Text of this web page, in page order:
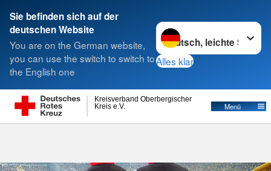
Sie befinden sich auf der
deutschen Website
You are on the German website,
you can use the switch to switch to
the English one
Sprache wechseln zu
Alles klar
Kreis e.V.
Kreisverband Oberbergischer
Menü
Suche
Der Sanitäts-Dienst